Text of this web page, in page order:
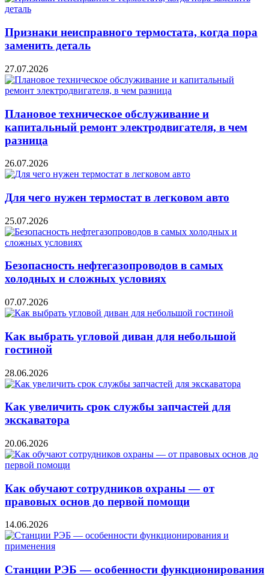
Признаки неисправного термостата, когда пора
заменить деталь
27.07.2026
Плановое техническое обслуживание и
капитальный ремонт электродвигателя, в чем
разница
26.07.2026
Для чего нужен термостат в легковом авто
25.07.2026
Безопасность нефтегазопроводов в самых
холодных и сложных условиях
07.07.2026
Как выбрать угловой диван для небольшой
гостиной
28.06.2026
Как увеличить срок службы запчастей для
экскаватора
20.06.2026
Как обучают сотрудников охраны — от
правовых основ до первой помощи
14.06.2026
Станции РЭБ — особенности функционирования